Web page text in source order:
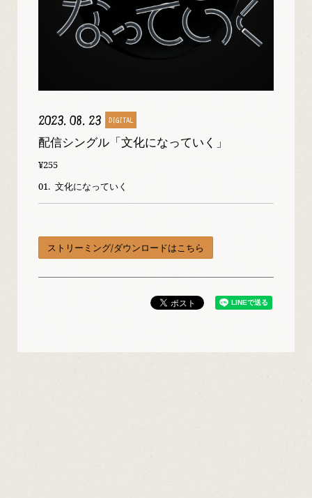
2023 08 23 DIGITAL
配信シングル「文化になっていく」
¥255
01. 文化になっていく
ストリーミング/ダウンロードはこちら